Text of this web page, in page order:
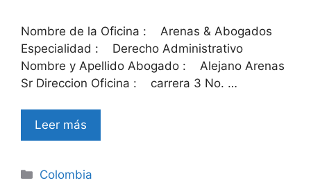
Nombre de la Oficina : Arenas & Abogados
Especialidad : Derecho Administrativo
Nombre y Apellido Abogado : Alejano Arenas
Sr Direccion Oficina : carrera 3 No. …
Leer más
Categories
Colombia